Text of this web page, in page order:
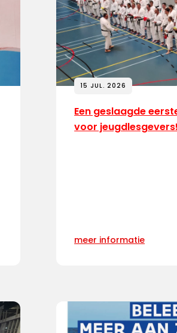
15 JUL. 2026
Een geslaagde
voor jeugdlesgevers!
meer informatie